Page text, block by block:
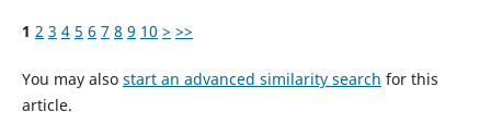
1 2 3 4 5 6 7 8 9 10 > >>
You may also start an advanced similarity search for this
article.